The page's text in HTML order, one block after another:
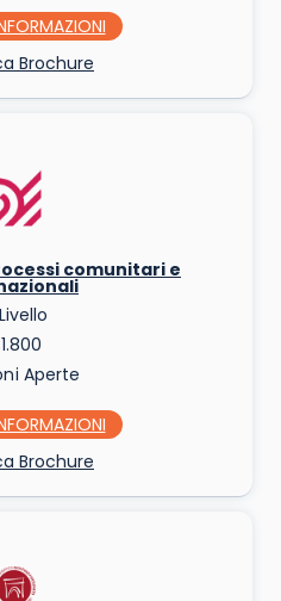
Brochure
comunitari e
Aperte
Brochure